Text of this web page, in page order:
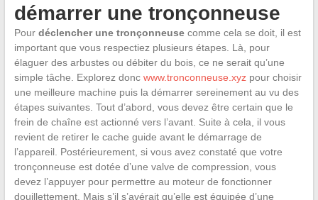
démarrer une tronçonneuse
Pour déclencher une tronçonneusecomme cela se doit, il est
important que vous respectiez plusieurs étapes. Là, pour
élaguer des arbustes ou débiter du bois, ce ne serait qu’une
simple tâche. Explorez donc www.tronconneuse.xyzpour choisir
une meilleure machine puis la démarrer sereinement au vu des
étapes suivantes. Tout d’abord, vous devez être certain que le
frein de chaîne est actionné vers l’avant. Suite à cela, il vous
revient de retirer le cache guide avant le démarrage de
l’appareil. Postérieurement, si vous avez constaté que votre
tronçonneuse est dotée d’une valve de compression, vous
devez l’appuyer pour permettre au moteur de fonctionner
douillettement. Mais s’il s’avérait qu’elle est équipée d’une